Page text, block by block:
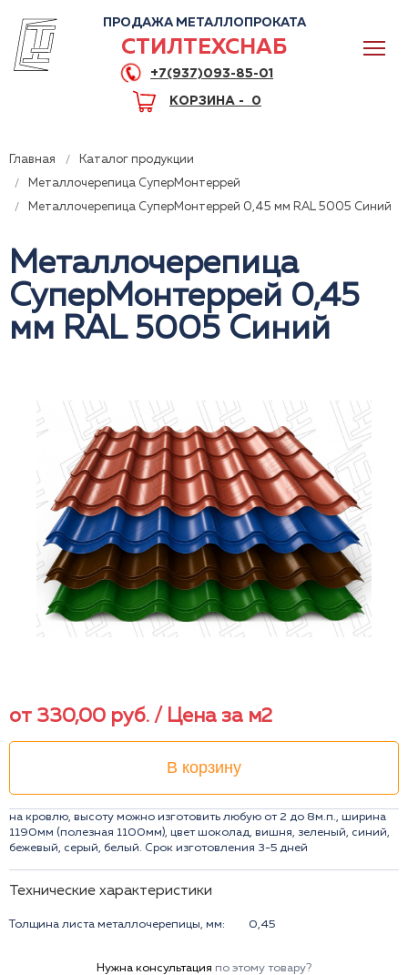
+7(937)093-85-01
Горячая линия Волгоград
ПРОДАЖА МЕТАЛЛОПРОКАТА
СТИЛТЕХСНАБ
+7(937)093-85-01
КОРЗИНА - 0
Главная
Каталог продукции
Металлочерепица СуперМонтеррей
Металлочерепица СуперМонтеррей 0,45 мм RAL 5005 Синий
Металлочерепица
СуперМонтеррей 0,45
мм RAL 5005 Синий
от 330,00 руб. / Цена за м2
В корзину
на кровлю, высоту можно изготовить любую от 2 до 8м.п., ширина
1190мм (полезная 1100мм), цвет шоколад, вишня, зеленый, синий,
бежевый, серый, белый. Срок изготовления 3-5 дней
Технические характеристики
Толщина листа металлочерепицы, мм: 0,45
Нужна консультация по этому товару?